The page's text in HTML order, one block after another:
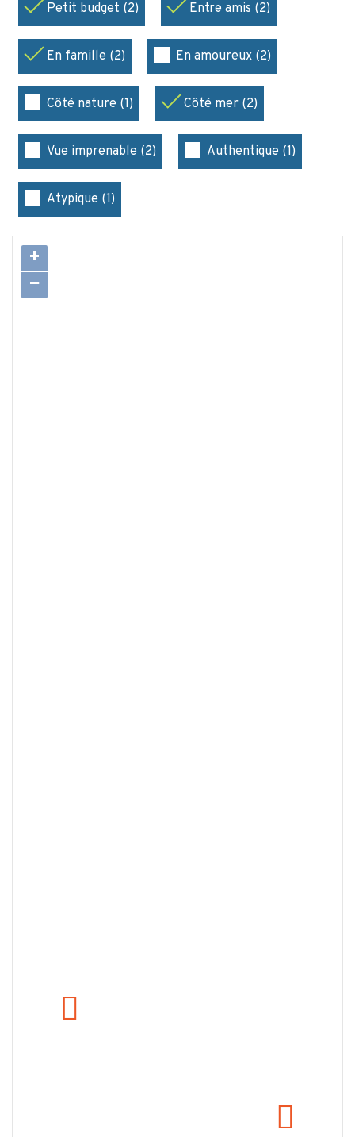
Petit budget (2) Entre amis (2)
En famille (2) En amoureux (2)
Côté nature (1) Côté mer (2)
Vue imprenable (2) Authentique (1)
Atypique (1)
+
−